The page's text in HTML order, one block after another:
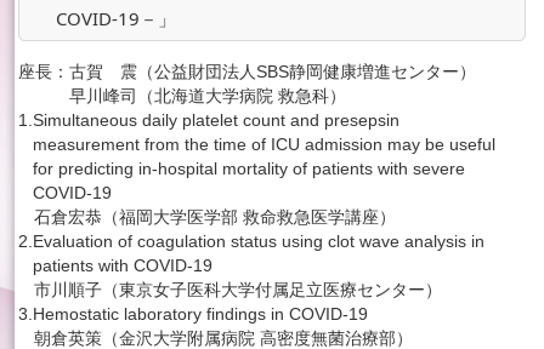
COVID-19－」
座長： 古賀 震（公益財団法人SBS静岡健康増進センター）
早川峰司（北海道大学病院 救急科）
1. Simultaneous daily platelet count and presepsin
measurement from the time of ICU admission may be useful
for predicting in-hospital mortality of patients with severe
COVID-19
石倉宏恭（福岡大学医学部 救命救急医学講座）
2. Evaluation of coagulation status using clot wave analysis in
patients with COVID-19
市川順子（東京女子医科大学付属足立医療センター）
3. Hemostatic laboratory findings in COVID-19
朝倉英策（金沢大学附属病院 高密度無菌治療部）